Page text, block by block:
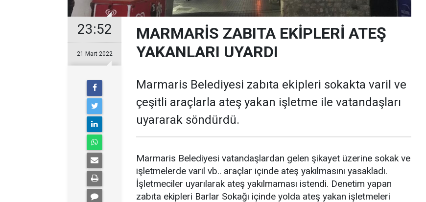
23:52
21 Mart 2022
MARMARİS ZABITA EKİPLERİ ATEŞ
YAKANLARI UYARDI
Marmaris Belediyesi zabıta ekipleri sokakta varil ve
çeşitli araçlarla ateş yakan işletme ile vatandaşları
uyararak söndürdü.
Marmaris Belediyesi vatandaşlardan gelen şikayet üzerine sokak ve
işletmelerde varil vb.. araçlar içinde ateş yakılmasını yasakladı.
İşletmeciler uyarılarak ateş yakılmaması istendi. Denetim yapan
zabıta ekipleri Barlar Sokağı içinde yolda ateş yakan işletmeleri